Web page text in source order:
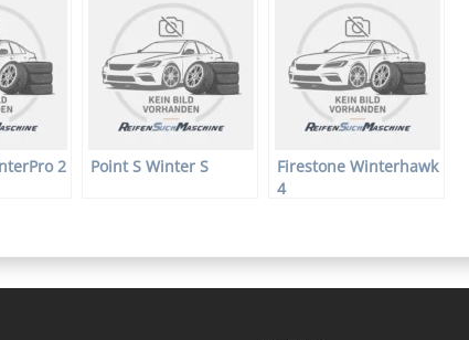
2
Point S Winter S
Firestone Winterhawk
4